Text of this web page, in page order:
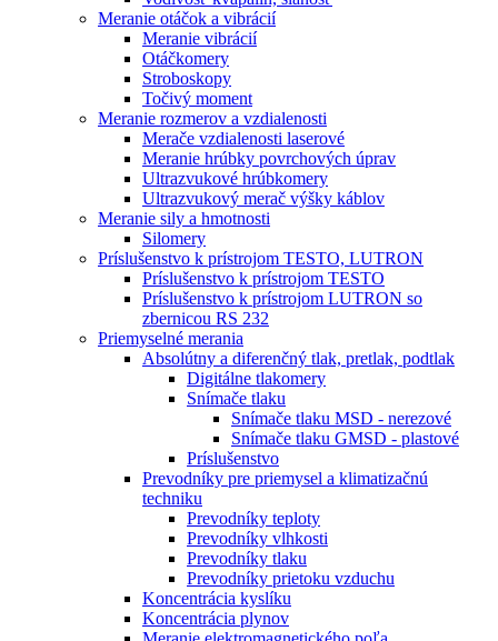
Meranie otáčok a vibrácií
Meranie vibrácií
Otáčkomery
Stroboskopy
Točivý moment
Meranie rozmerov a vzdialenosti
Merače vzdialenosti laserové
Meranie hrúbky povrchových úprav
Ultrazvukové hrúbkomery
Ultrazvukový merač výšky káblov
Meranie sily a hmotnosti
Silomery
Príslušenstvo k prístrojom TESTO, LUTRON
Príslušenstvo k prístrojom TESTO
Príslušenstvo k prístrojom LUTRON so
zbernicou RS 232
Priemyselné merania
Absolútny a diferenčný tlak, pretlak, podtlak
Digitálne tlakomery
Snímače tlaku
Snímače tlaku MSD - nerezové
Snímače tlaku GMSD - plastové
Príslušenstvo
Prevodníky pre priemysel a klimatizačnú
techniku
Prevodníky teploty
Prevodníky vlhkosti
Prevodníky tlaku
Prevodníky prietoku vzduchu
Koncentrácia kyslíku
Koncentrácia plynov